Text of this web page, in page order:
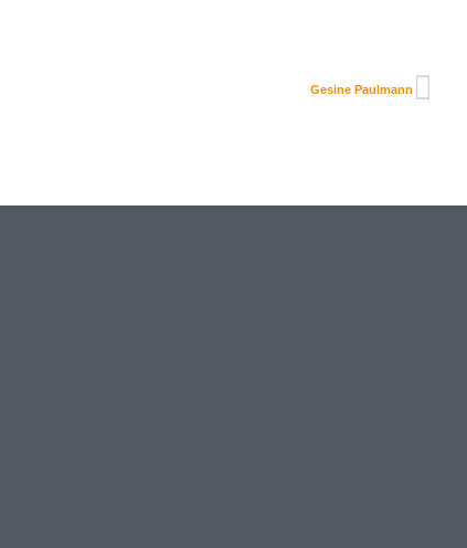
Gesine Paulmann